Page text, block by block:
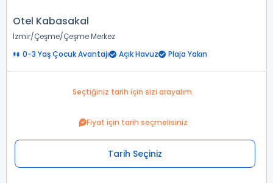
Otel Kabasakal
İzmir Çeşme Çeşme Merkez
0-3 Yaş Çocuk Avantajı
Açık Havuz Plaja Yakın
Seçtiğiniz tarih için sizi arayalım.
Fiyat için tarih seçmelisiniz
Tarih Seçiniz